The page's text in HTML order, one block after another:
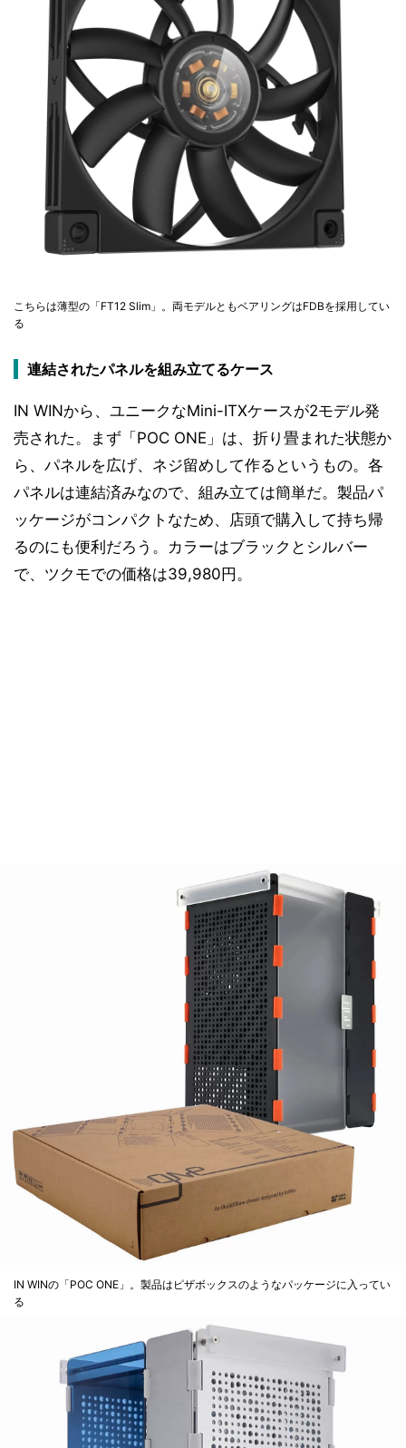
こちらは薄型の「FT12 Slim」。両モデルともベアリングはFDBを採用してい
る
連結されたパネルを組み立てるケース
IN WINから、ユニークなMini-ITXケースが2モデル発
売された。まず「POC ONE」は、折り畳まれた状態か
ら、パネルを広げ、ネジ留めして作るというもの。各
パネルは連結済みなので、組み立ては簡単だ。製品パ
ッケージがコンパクトなため、店頭で購入して持ち帰
るのにも便利だろう。カラーはブラックとシルバー
で、ツクモでの価格は39,980円。
IN WINの「POC ONE」。製品はピザボックスのようなパッケージに入ってい
る